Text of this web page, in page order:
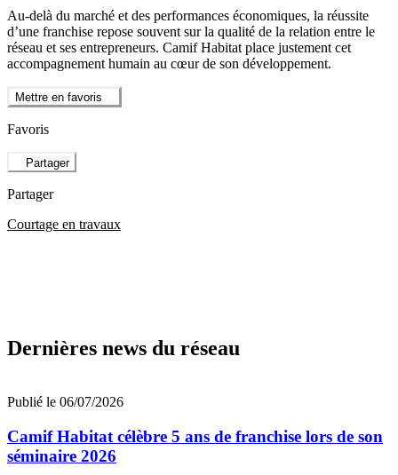
Au-delà du marché et des performances économiques, la réussite
d’une franchise repose souvent sur la qualité de la relation entre le
réseau et ses entrepreneurs. Camif Habitat place justement cet
accompagnement humain au cœur de son développement.
Mettre en favoris
Favoris
Partager
Partager
Courtage en travaux
Dernières news du réseau
Publié le 06/07/2026
Camif Habitat célèbre 5 ans de franchise lors de son
séminaire 2026